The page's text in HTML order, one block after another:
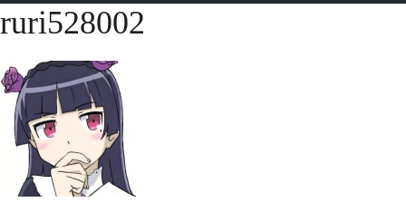
プ
コ
テ
ン
ruri528002